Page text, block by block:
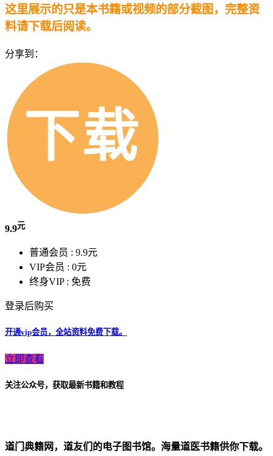
这里展示的只是本书籍或视频的部分截图，完整资
料请下载后阅读。
分享到：
9.9元
普通会员 : 9.9元
VIP会员 : 0元
终身VIP : 免费
登录后购买
开通vip会员，全站资料免费下载。
立即查看
关注公众号，获取最新书籍和教程
道门典籍网，道友们的电子图书馆。海量道医书籍供你下载。